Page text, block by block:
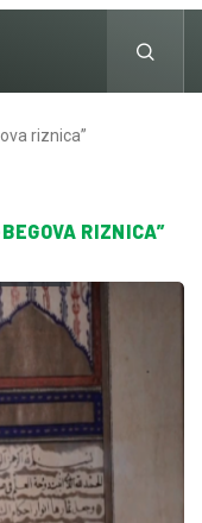
riznica”
RIZNICA”